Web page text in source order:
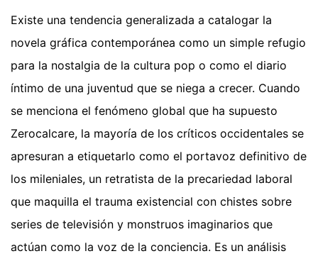
Existe una tendencia generalizada a catalogar la
novela gráfica contemporánea como un simple refugio
para la nostalgia de la cultura pop o como el diario
íntimo de una juventud que se niega a crecer. Cuando
se menciona el fenómeno global que ha supuesto
Zerocalcare, la mayoría de los críticos occidentales se
apresuran a etiquetarlo como el portavoz definitivo de
los mileniales, un retratista de la precariedad laboral
que maquilla el trauma existencial con chistes sobre
series de televisión y monstruos imaginarios que
actúan como la voz de la conciencia. Es un análisis